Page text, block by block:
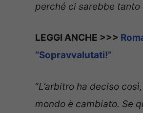
perché ci sarebbe tanto
LEGGI ANCHE >>>
“Sopravvalutati!”
“L’arbitro ha deciso
mondo è cambiato. Se